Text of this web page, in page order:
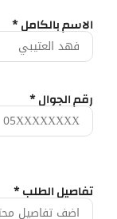
الاسم بالكامل *
رقم الجوال *
تفاصيل الطلب *